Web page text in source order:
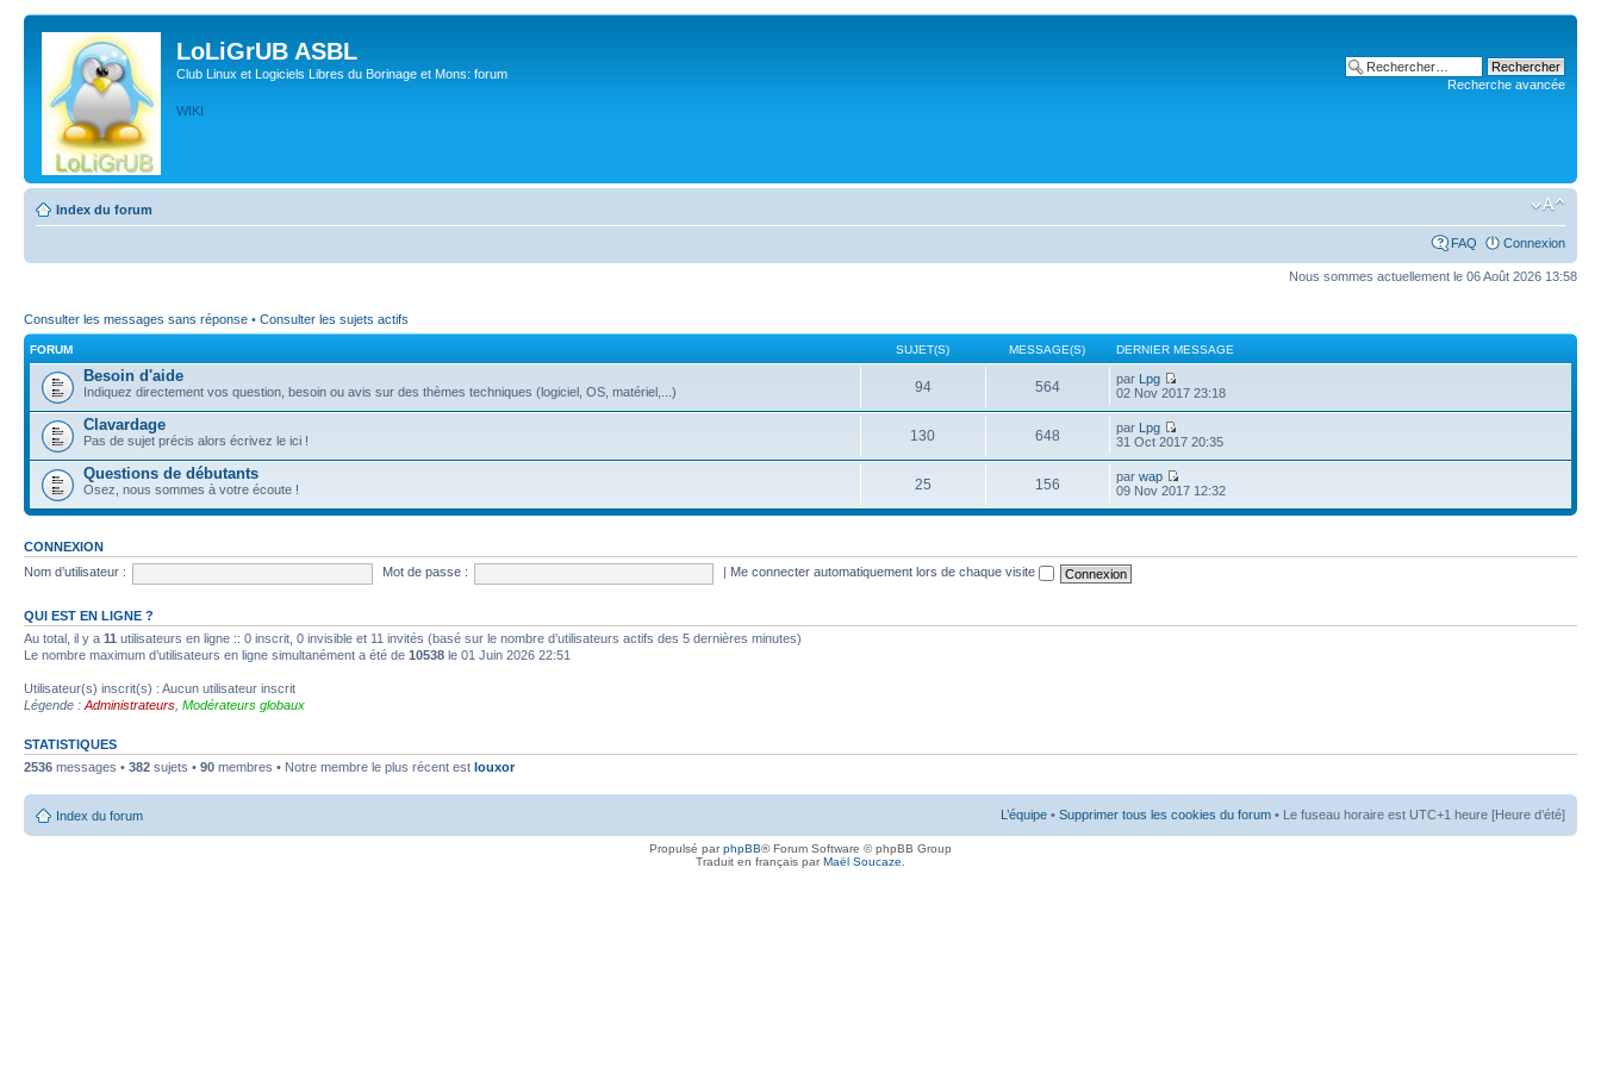
LoLiGrUB ASBL
Club Linux et Logiciels Libres du Borinage et Mons: forum
WIKI
Recherche avancée
Index du forum
FAQ Connexion
Nous sommes actuellement le 06 Août 2026 13:58
Consulter les messages sans réponse • Consulter les sujets actifs
FORUM SUJET(S) MESSAGE(S) DERNIER MESSAGE
Besoin d'aide
Indiquez directement vos question, besoin ou avis sur des thèmes techniques (logiciel, OS, matériel,...) 94 564 par Lpg
02 Nov 2017 23:18
Clavardage
Pas de sujet précis alors écrivez le ici ! 130 648 par Lpg
31 Oct 2017 20:35
Questions de débutants
Osez, nous sommes à votre écoute ! 25 156 parwap
09 Nov 2017 12:32
CONNEXION
Nom d’utilisateur :
Mot de passe : Me connecter automatiquement lors de chaque visite
QUI EST EN LIGNE ?
Au total, il y a 11 utilisateurs en ligne :: 0 inscrit, 0 invisible et 11 invités (basé sur le nombre d’utilisateurs actifs des 5 dernières minutes)
Le nombre maximum d’utilisateurs en ligne simultanément a été de 10538 le 01 Juin 2026 22:51
Utilisateur(s) inscrit(s) : Aucun utilisateur inscrit
Légende : Administrateurs Modérateurs globaux
STATISTIQUES
2536 messages • 382 sujets • 90 membres • Notre membre le plus récent est louxor
Index du forum L’équipe • Supprimer tous les cookies du forum • Le fuseau horaire est UTC+1 heure [Heure d’été]
Propulsé parphpBB® Forum Software © phpBB Group
Traduit en français parMaël Soucaze